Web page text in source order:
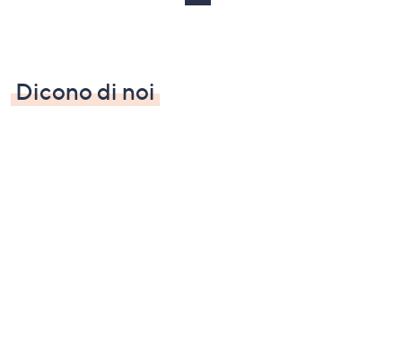
Dicono di noi